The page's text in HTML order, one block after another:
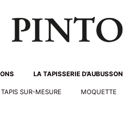
LA TAPISSERIE D’AUBUSSON
TAPIS SUR-MESURE MOQUETTE